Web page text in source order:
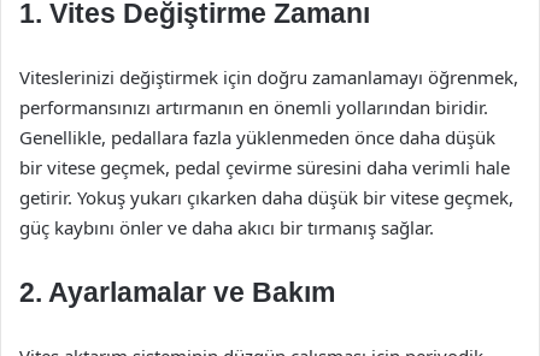
1. Vites Değiştirme Zamanı
Viteslerinizi değiştirmek için doğru zamanlamayı öğrenmek,
performansınızı artırmanın en önemli yollarından biridir.
Genellikle, pedallara fazla yüklenmeden önce daha düşük
bir vitese geçmek, pedal çevirme süresini daha verimli hale
getirir. Yokuş yukarı çıkarken daha düşük bir vitese geçmek,
güç kaybını önler ve daha akıcı bir tırmanış sağlar.
2. Ayarlamalar ve Bakım